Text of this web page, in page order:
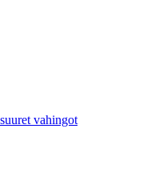
vahingot